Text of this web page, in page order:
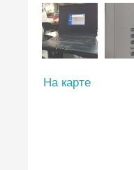
На карте